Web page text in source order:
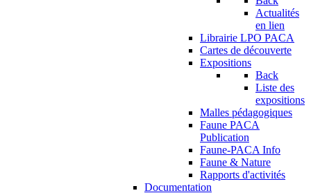
Actualités
en lien
Librairie LPO PACA
Cartes de découverte
Expositions
Back
Liste des
expositions
Malles pédagogiques
Faune PACA
Publication
Faune-PACA Info
Faune & Nature
Rapports d'activités
Documentation